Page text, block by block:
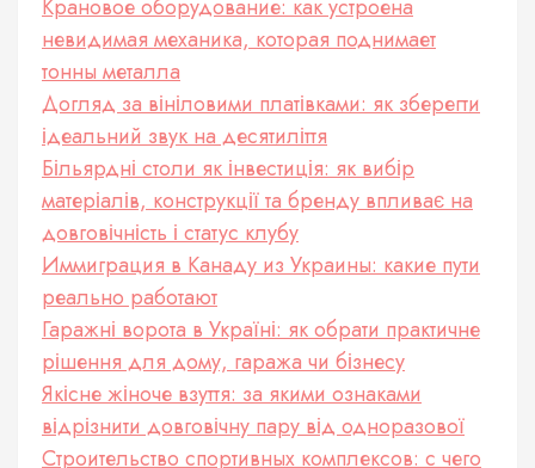
Крановое оборудование: как устроена
невидимая механика, которая поднимает
тонны металла
Догляд за вініловими платівками: як зберегти
ідеальний звук на десятиліття
Більярдні столи як інвестиція: як вибір
матеріалів, конструкції та бренду впливає на
довговічність і статус клубу
Иммиграция в Канаду из Украины: какие пути
реально работают
Гаражні ворота в Україні: як обрати практичне
рішення для дому, гаража чи бізнесу
Якісне жіноче взуття: за якими ознаками
відрізнити довговічну пару від одноразової
Строительство спортивных комплексов: с чего